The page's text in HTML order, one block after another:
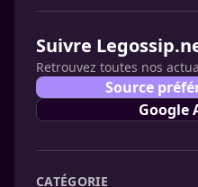
Suivre
Retrouvez toutes nos
Source
Google
CATÉGORIE